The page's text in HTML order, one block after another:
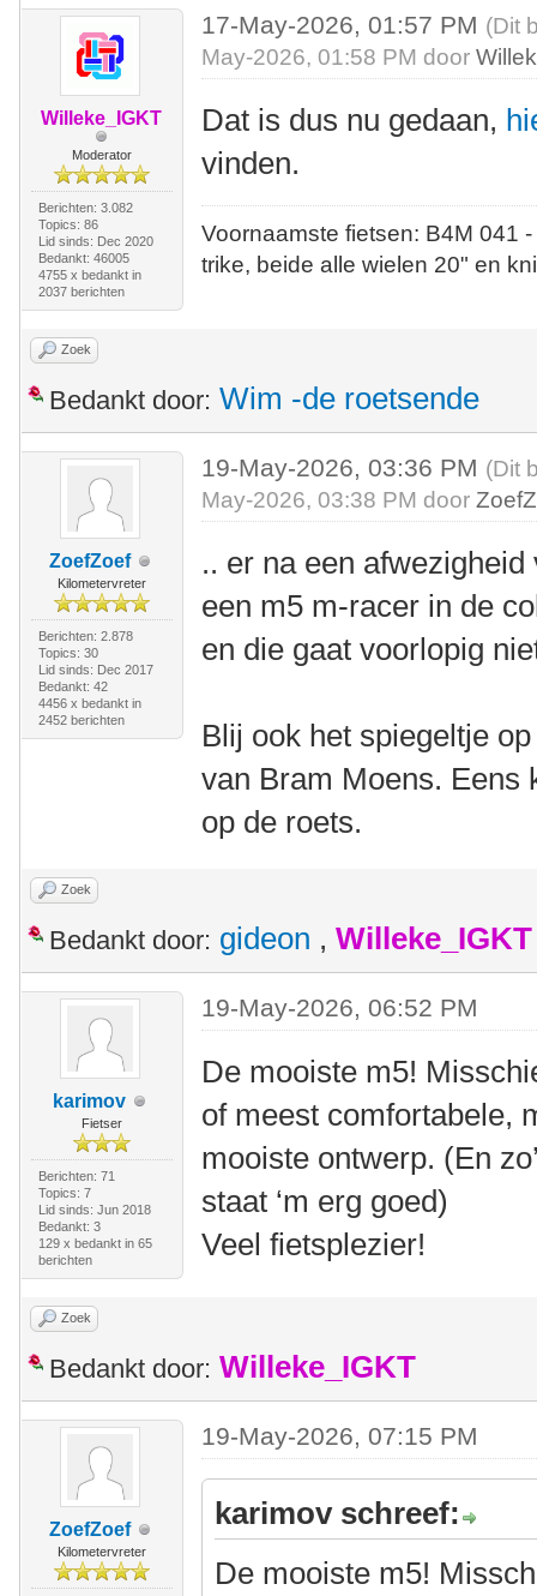
Willeke_IGKT
Moderator
Berichten: 3.082
Topics: 86
Lid sinds: Dec 2020
Bedankt: 46005
4755 x bedankt in
2037 berichten
17-May-2026, 01:57 PM (Dit
May-2026, 01:58 PM door
Dat is dus nu gedaan,
vinden.
Voornaamste fietsen: B4M
trike, beide alle wielen 20" en
Zoek
Bedankt door: Wim -de roetsende
ZoefZoef
Kilometervreter
Berichten: 2.878
Topics: 30
Lid sinds: Dec 2017
Bedankt: 42
4456 x bedankt in
2452 berichten
19-May-2026, 03:36 PM (Dit
May-2026, 03:38 PM door
.. er na een
een m5 m-racer in de
en die gaat voorlopig
Blij ook het spiegeltje
van Bram Moens. Eens
op de roets.
Zoek
Bedankt door: gideon , Willeke_IGKT
karimov
Fietser
Berichten: 71
Topics: 7
Lid sinds: Jun 2018
Bedankt: 3
129 x bedankt in 65
berichten
19-May-2026, 06:52 PM
De mooiste m5!
of meest comfortabele,
mooiste ontwerp. (En
staat ‘m erg goed)
Veel fietsplezier!
Zoek
Bedankt door: Willeke_IGKT
ZoefZoef
Kilometervreter
19-May-2026, 07:15 PM
karimov schreef:
De mooiste m5!